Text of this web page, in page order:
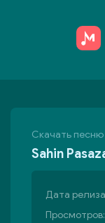
Скачать песню
Sahin
Дата
Просмотров: